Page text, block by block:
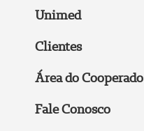
Unimed
Clientes
Área do Cooperado
Fale Conosco